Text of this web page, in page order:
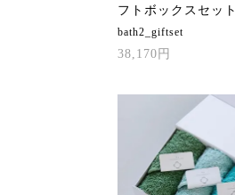
フトボックスセット
bath2_giftset
38,170円